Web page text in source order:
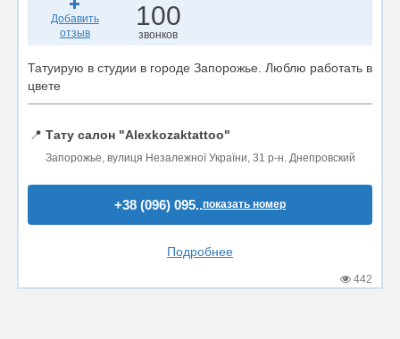
Добавить
отзыв
100
звонков
Татуирую в студии в городе Запорожье. Люблю работать в
цвете
📍 Тату салон "Alexkozaktattoo"
Запорожье, вулиця Незалежної України, 31 р-н. Днепровский
+38 (096) 095..показать номер
Подробнее
442